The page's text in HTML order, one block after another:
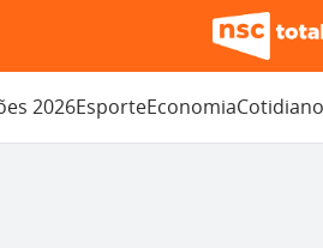
2026EsporteEconomiaCotidiano